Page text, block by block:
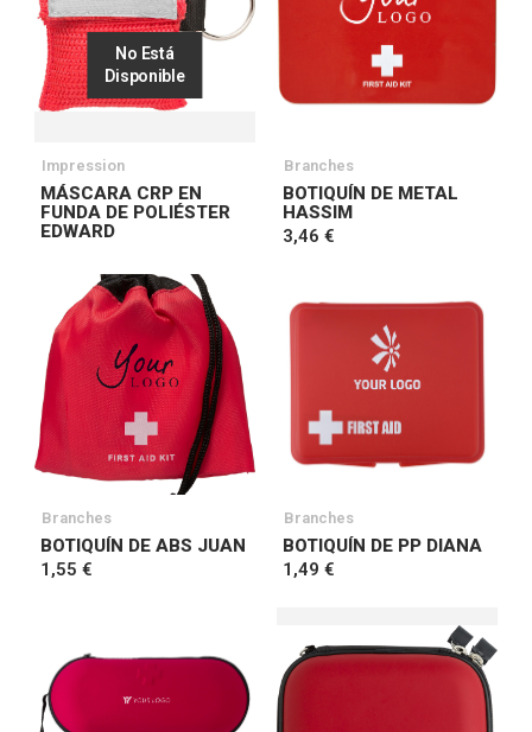
No Está
Disponible
Impression
MÁSCARA CRP EN
FUNDA DE POLIÉSTER
EDWARD
Branches
BOTIQUÍN DE METAL
HASSIM
3,46 €
Branches
BOTIQUÍN DE ABS JUAN
1,55 €
Branches
BOTIQUÍN DE PP DIANA
1,49 €